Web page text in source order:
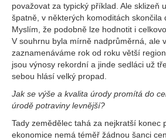
považovat za typický příklad. Ale sklizeň
špatně, v některých komoditách skončila
Myslím, že podobně lze hodnotit i
V souhrnu byla mírně nadprůměrná, ale
zaznamenáváme rok od roku větší
jsou výnosy rekordní a jinde sedláci už
sebou hlásí velký propad.
Jak se výše a kvalita úrody promítá do
úrodě potraviny levnější?
Tady zemědělec tahá za nejkratší konec
ekonomice nemá téměř žádnou šanci